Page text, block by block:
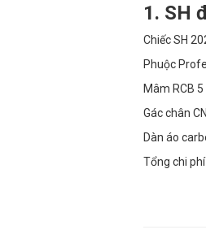
1. SH
Chiếc SH
Phuộc
Mâm RCB
Gác chân
Dàn áo
Tổng chi